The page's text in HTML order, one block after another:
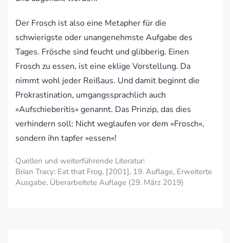
Der Frosch ist also eine Metapher für die
schwierigste oder unangenehmste Aufgabe des
Tages. Frösche sind feucht und glibberig. Einen
Frosch zu essen, ist eine eklige Vorstellung. Da
nimmt wohl jeder Reißaus. Und damit beginnt die
Prokrastination, umgangssprachlich auch
»Aufschieberitis« genannt. Das Prinzip, das dies
verhindern soll: Nicht weglaufen vor dem »Frosch«,
sondern ihn tapfer »essen«!
Quellen und weiterführende Literatur:
Brian Tracy: Eat that Frog, [2001], 19. Auflage, Erweiterte
Ausgabe, Überarbeitete Auflage (29. März 2019)